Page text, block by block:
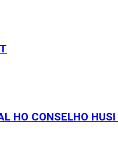
HO CONSELHO